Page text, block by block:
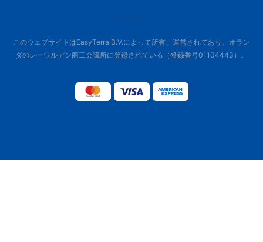
このウェブサイトはEasyTerra B.V.によって所有、運営されており、オラン
ダのレーワルデン商工会議所に登録されている（登録番号01104443）。